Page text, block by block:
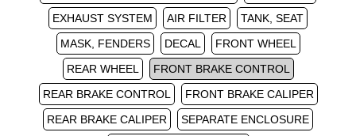
EXHAUST SYSTEM
AIR FILTER
TANK, SEAT
MASK, FENDERS
DECAL
FRONT WHEEL
REAR WHEEL
FRONT BRAKE CONTROL
REAR BRAKE CONTROL
FRONT BRAKE CALIPER
REAR BRAKE CALIPER
SEPARATE ENCLOSURE